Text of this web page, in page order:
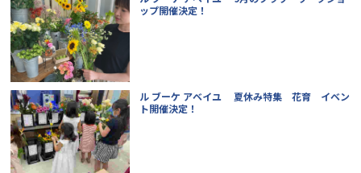
ップ開催決定！
ル ブーケ アベイユ 夏休み特集 花育 イベン
ト開催決定！